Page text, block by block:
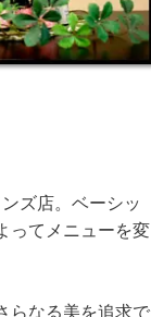
ズ店。ベーシッ
ってメニューを変
らなる美を追求で